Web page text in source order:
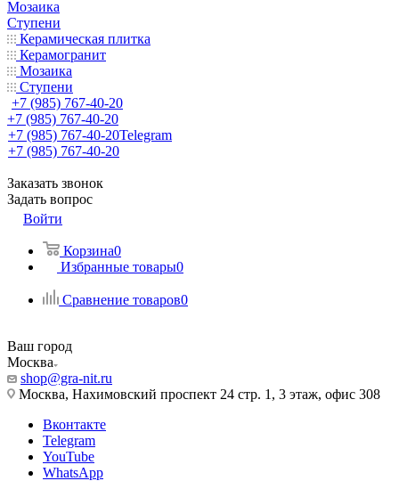
Мозаика
Ступени
Керамическая плитка
Керамогранит
Мозаика
Ступени
+7 (985) 767-40-20
+7 (985) 767-40-20
+7 (985) 767-40-20Telegram
+7 (985) 767-40-20
Заказать звонок
Задать вопрос
Войти
Корзина0
Избранные товары0
Сравнение товаров0
Ваш город
Москва
shop@gra-nit.ru
Москва, Нахимовский проспект 24 стр. 1, 3 этаж, офис 308
Вконтакте
Telegram
YouTube
WhatsApp